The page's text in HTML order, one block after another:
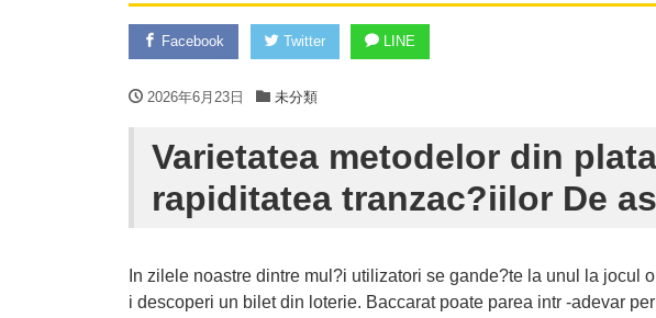
Facebook Twitter LINE
2026年6月23日 未分類
Varietatea metodelor din
rapiditatea tranzac?iilor De
In zilele noastre dintre mul?i utilizatori se gande?te la unul la
i descoperi un bilet din loterie. Baccarat poate parea intr -adevar